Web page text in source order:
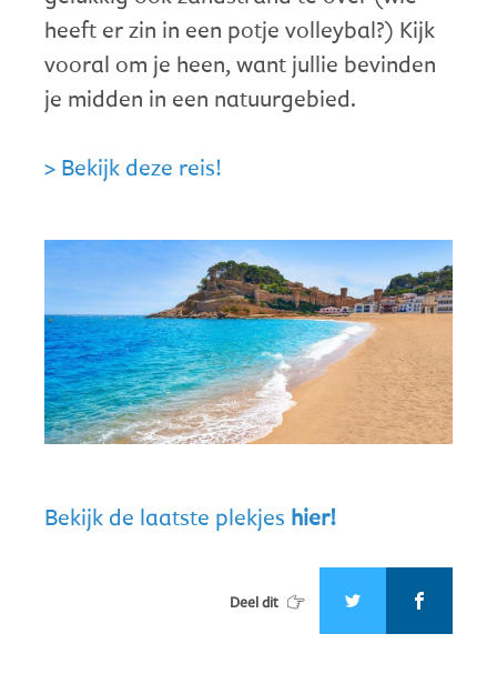
heeft er zin in een potje volleybal?) Kijk
vooral om je heen, want jullie bevinden
je midden in een natuurgebied.
> Bekijk deze reis!
Bekijk de laatste plekjes hier!
Deel dit